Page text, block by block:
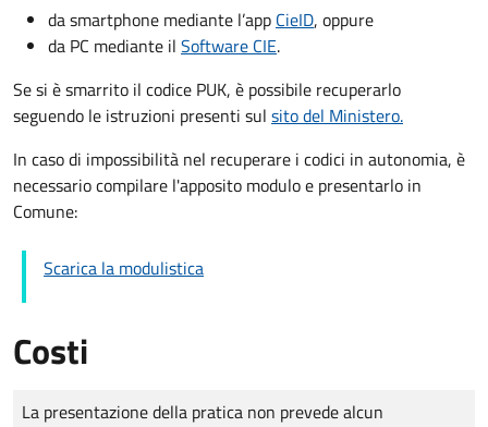
da smartphone mediante l’app CieID, oppure
da PC mediante il Software CIE.
Se si è smarrito il codice PUK, è possibile recuperarlo
seguendo le istruzioni presenti sul sito del Ministero.
In caso di impossibilità nel recuperare i codici in autonomia, è
necessario compilare l'apposito modulo e presentarlo in
Comune:
Scarica la modulistica
Costi
Tipo di pagamento
Importo
La presentazione della pratica non prevede alcun